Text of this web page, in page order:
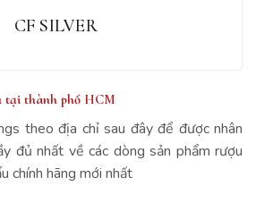
CF SILVER
tại thành phố HCM
theo địa chỉ sau đây để được nhân
đủ nhất về các dòng sản phẩm rượu
chính hãng mới nhất